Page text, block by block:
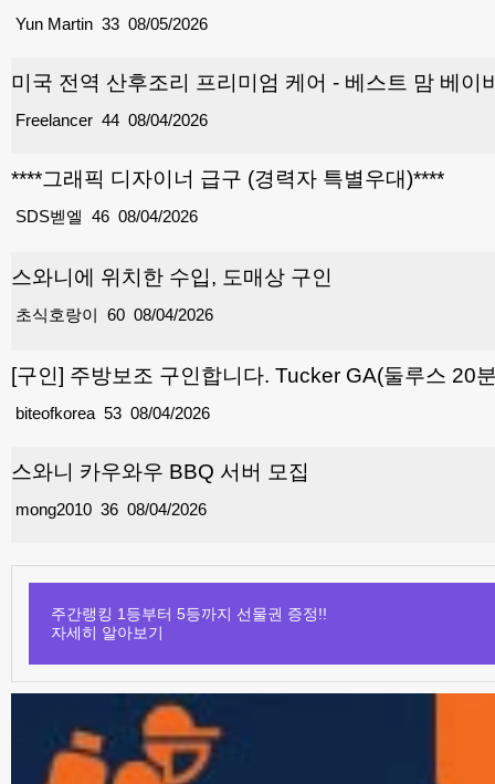
33
Yun Martin 08/05/2026
미국 전역 산후조리 프리미엄 케어 - 베스트 맘 베이
44
Freelancer 08/04/2026
****그래픽 디자이너 급구 (경력자 특별우대)****
46
SDS벧엘 08/04/2026
스와니에 위치한 수입, 도매상 구인
60
초식호랑이 08/04/2026
[구인] 주방보조 구인합니다. Tucker GA(둘루스 20
53
biteofkorea 08/04/2026
스와니 카우와우 BBQ 서버 모집
36
mong2010 08/04/2026
주간랭킹 1등부터 5등까지 선물권 증정!!
자세히 알아보기